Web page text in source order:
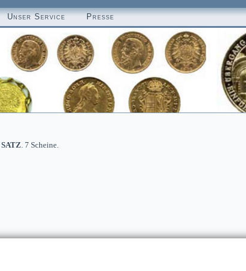
Unser Service Presse
SATZ. 7 Scheine.